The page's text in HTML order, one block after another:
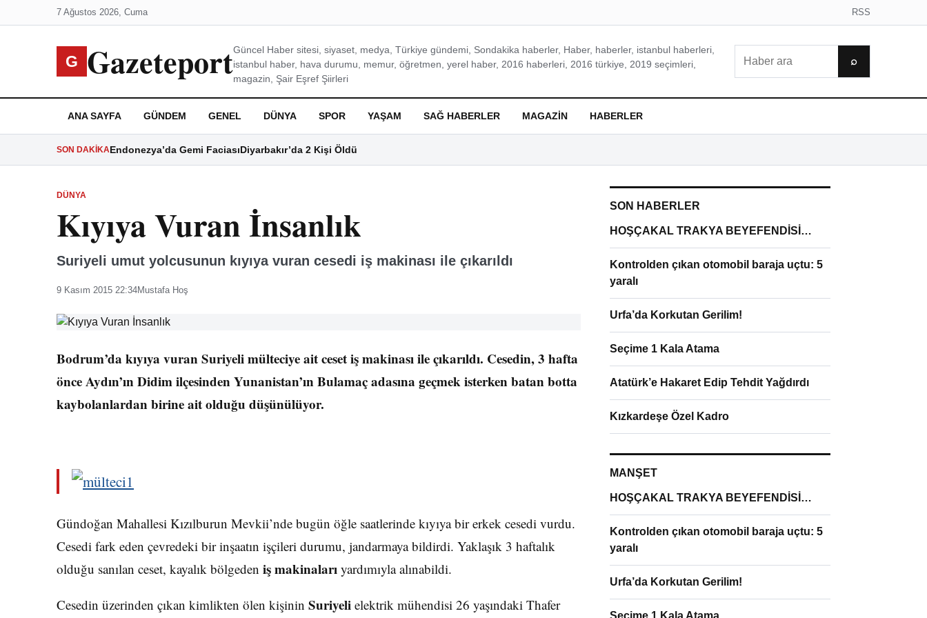
7 Ağustos 2026, Cuma RSS
G GazeteportGüncel Haber sitesi, siyaset, medya, Türkiye gündemi, Sondakika haberler, Haber, haberler, istanbul haberleri,
istanbul haber, hava durumu, memur, öğretmen, yerel haber, 2016 haberleri, 2016 türkiye, 2019 seçimleri,
magazin, Şair Eşref Şiirleri
⌕
ANA SAYFA GÜNDEM GENEL DÜNYA SPOR YAŞAM SAĞ HABERLER MAGAZIN HABERLER
SON DAKIKAEndonezya’da Gemi FaciasıDiyarbakır’da 2 Kişi Öldü
DÜNYA
Kıyıya Vuran İnsanlık
Suriyeli umut yolcusunun kıyıya vuran cesedi iş makinası ile çıkarıldı
9 Kasım 2015 22:34Mustafa Hoş
Bodrum’da kıyıya vuran Suriyeli mülteciye ait ceset iş makinası ile çıkarıldı. Cesedin, 3 hafta
önce Aydın’ın Didim ilçesinden Yunanistan’ın Bulamaç adasına geçmek isterken batan botta
kaybolanlardan birine ait olduğu düşünülüyor.
Gündoğan Mahallesi Kızılburun Mevkii’nde bugün öğle saatlerinde kıyıya bir erkek cesedi vurdu.
Cesedi fark eden çevredeki bir inşaatın işçileri durumu, jandarmaya bildirdi. Yaklaşık 3 haftalık
olduğu sanılan ceset, kayalık bölgeden iş makinaları yardımıyla alınabildi.
Cesedin üzerinden çıkan kimlikten ölen kişinin Suriyeli elektrik mühendisi 26 yaşındaki Thafer
SON HABERLER
HOŞÇAKAL TRAKYA BEYEFENDİSİ…
Kontrolden çıkan otomobil baraja uçtu: 5
yaralı
Urfa’da Korkutan Gerilim!
Seçime 1 Kala Atama
Atatürk’e Hakaret Edip Tehdit Yağdırdı
Kızkardeşe Özel Kadro
MANŞET
HOŞÇAKAL TRAKYA BEYEFENDİSİ…
Kontrolden çıkan otomobil baraja uçtu: 5
yaralı
Urfa’da Korkutan Gerilim!
Seçime 1 Kala Atama